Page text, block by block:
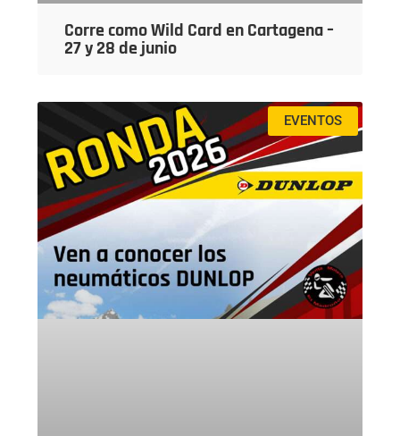
Corre como Wild Card en Cartagena –
27 y 28 de junio
EVENTOS